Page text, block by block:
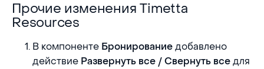
Прочие изменения Timetta Resources
Прочие изменения Timetta
Resources
В компоненте Бронирование добавлено
действие Развернуть все / Свернуть все для